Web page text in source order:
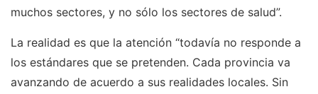
muchos sectores, y no sólo los sectores de salud”.
La realidad es que la atención “todavía no responde a
los estándares que se pretenden. Cada provincia va
avanzando de acuerdo a sus realidades locales. Sin